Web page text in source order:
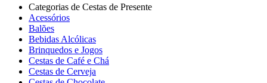
Categorias de Cestas de Presente
Acessórios
Balões
Bebidas Alcólicas
Brinquedos e Jogos
Cestas de Café e Chá
Cestas de Cerveja